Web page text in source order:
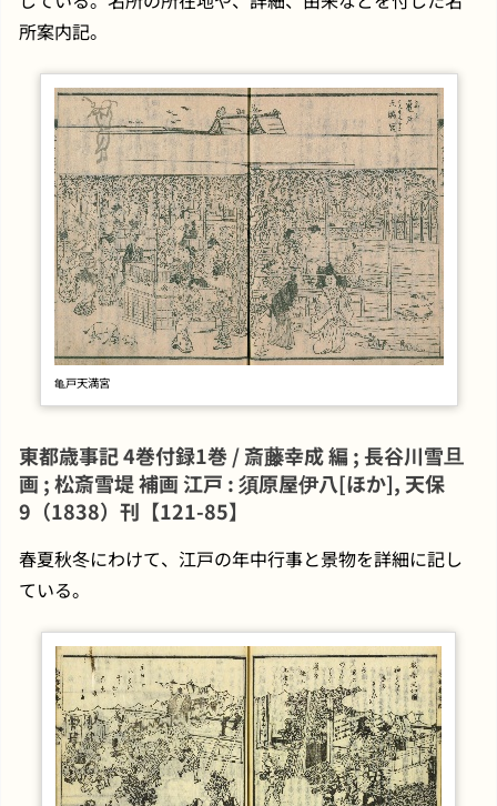
所案内記。
亀戸天満宮
東都歳事記 4巻付録1巻 / 斎藤幸成 編 ; 長谷川雪旦
画 ; 松斎雪堤 補画 江戸 : 須原屋伊八[ほか], 天保
9（1838）刊【121-85】
春夏秋冬にわけて、江戸の年中行事と景物を詳細に記し
ている。